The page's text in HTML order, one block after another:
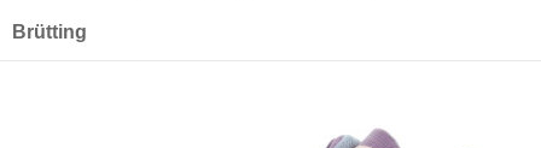
Brütting